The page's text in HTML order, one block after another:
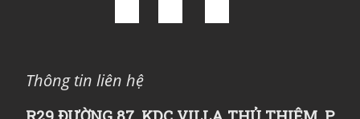
Thông tin liên hệ